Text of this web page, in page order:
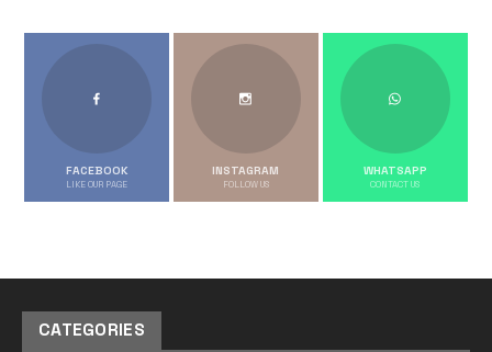
FACEBOOK
LIKE OUR PAGE
INSTAGRAM
FOLLOW US
WHATSAPP
CONTACT US
CATEGORIES